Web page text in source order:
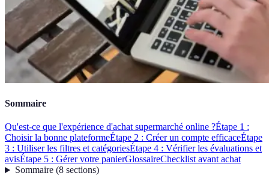
Sommaire
Qu'est-ce que l'expérience d'achat supermarché online ?Étape 1 :
Choisir la bonne plateformeÉtape 2 : Créer un compte efficaceÉtape
3 : Utiliser les filtres et catégoriesÉtape 4 : Vérifier les évaluations et
avisÉtape 5 : Gérer votre panierGlossaireChecklist avant achat
Sommaire(8 sections)